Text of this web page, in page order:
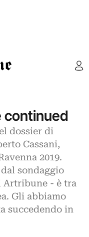
continued
dossier di
Cassani,
2019.
sondaggio
Artribune - è tra
Gli abbiamo
succedendo in